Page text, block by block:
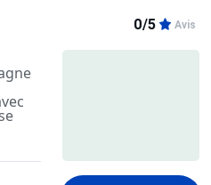
0/5 Avis